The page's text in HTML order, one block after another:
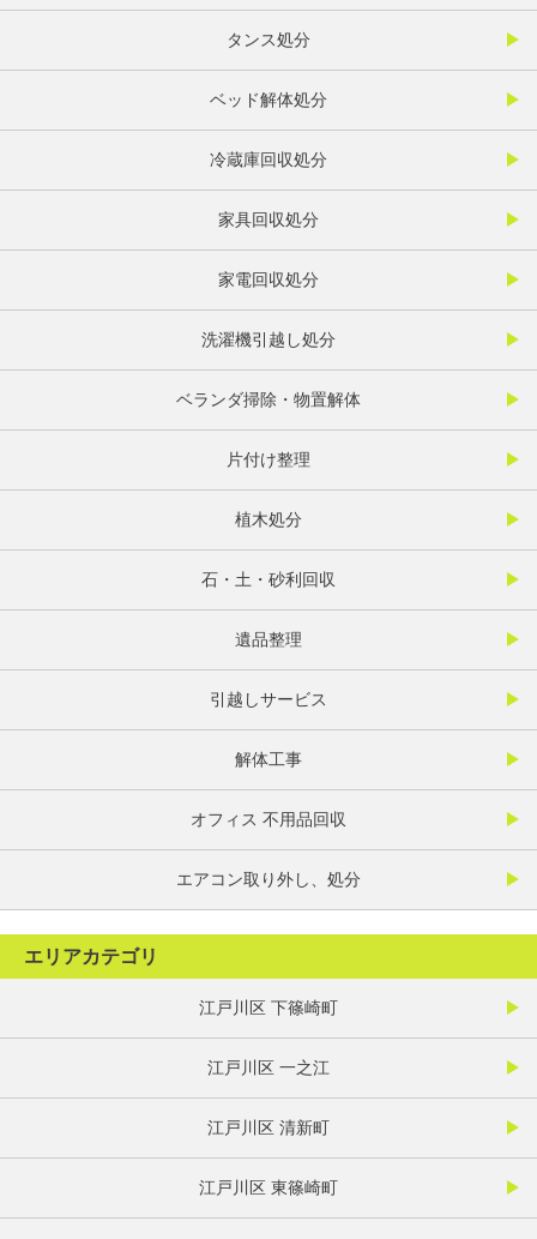
タンス処分
ベッド解体処分
冷蔵庫回収処分
家具回収処分
家電回収処分
洗濯機引越し処分
ベランダ掃除・物置解体
片付け整理
植木処分
石・土・砂利回収
遺品整理
引越しサービス
解体工事
オフィス 不用品回収
エアコン取り外し、処分
エリアカテゴリ
江戸川区 下篠崎町
江戸川区 一之江
江戸川区 清新町
江戸川区 東篠崎町